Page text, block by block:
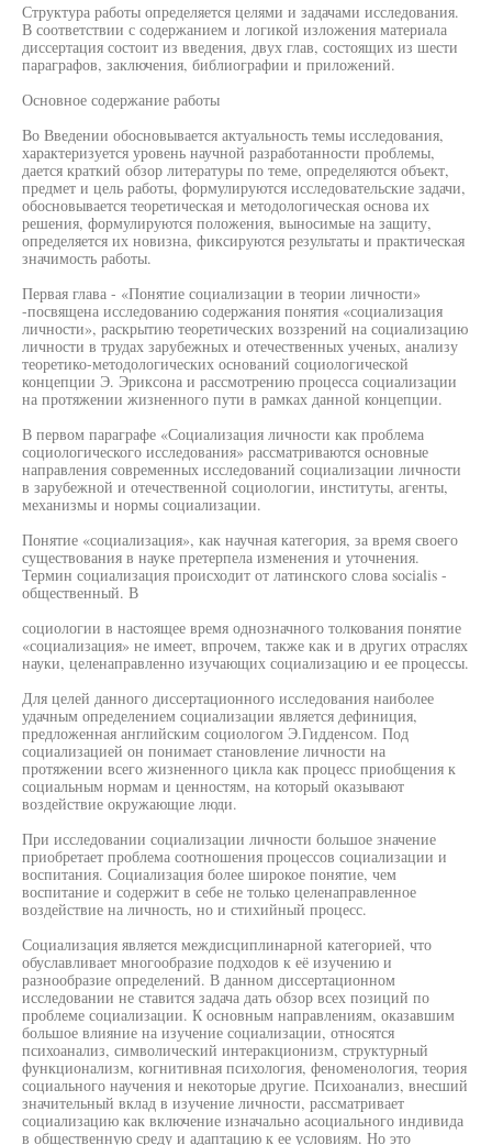
Структура работы определяется целями и задачами исследования.
В соответствии с содержанием и логикой изложения материала
диссертация состоит из введения, двух глав, состоящих из шести
параграфов, заключения, библиографии и приложений.
Основное содержание работы
Во Введении обосновывается актуальность темы исследования,
характеризуется уровень научной разработанности проблемы,
дается краткий обзор литературы по теме, определяются объект,
предмет и цель работы, формулируются исследовательские задачи,
обосновывается теоретическая и методологическая основа их
решения, формулируются положения, выносимые на защиту,
определяется их новизна, фиксируются результаты и практическая
значимость работы.
Первая глава - «Понятие социализации в теории личности»
-посвящена исследованию содержания понятия «социализация
личности», раскрытию теоретических воззрений на социализацию
личности в трудах зарубежных и отечественных ученых, анализу
теоретико-методологических оснований социологической
концепции Э. Эриксона и рассмотрению процесса социализации
на протяжении жизненного пути в рамках данной концепции.
В первом параграфе «Социализация личности как проблема
социологического исследования» рассматриваются основные
направления современных исследований социализации личности
в зарубежной и отечественной социологии, институты, агенты,
механизмы и нормы социализации.
Понятие «социализация», как научная категория, за время своего
существования в науке претерпела изменения и уточнения.
Термин социализация происходит от латинского слова socialis -
общественный. В
социологии в настоящее время однозначного толкования понятие
«социализация» не имеет, впрочем, также как и в других отраслях
науки, целенаправленно изучающих социализацию и ее процессы.
Для целей данного диссертационного исследования наиболее
удачным определением социализации является дефиниция,
предложенная английским социологом Э.Гидденсом. Под
социализацией он понимает становление личности на
протяжении всего жизненного цикла как процесс приобщения к
социальным нормам и ценностям, на который оказывают
воздействие окружающие люди.
При исследовании социализации личности большое значение
приобретает проблема соотношения процессов социализации и
воспитания. Социализация более широкое понятие, чем
воспитание и содержит в себе не только целенаправленное
воздействие на личность, но и стихийный процесс.
Социализация является междисциплинарной категорией, что
обуславливает многообразие подходов к её изучению и
разнообразие определений. В данном диссертационном
исследовании не ставится задача дать обзор всех позиций по
проблеме социализации. К основным направлениям, оказавшим
большое влияние на изучение социализации, относятся
психоанализ, символический интеракционизм, структурный
функционализм, когнитивная психология, феноменология, теория
социального научения и некоторые другие. Психоанализ, внесший
значительный вклад в изучение личности, рассматривает
социализацию как включение изначально асоциального индивида
в общественную среду и адаптацию к ее условиям. Но это